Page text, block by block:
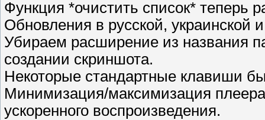
Функция *очистить список* теперь
Обновления в русской, украинской
Убираем расширение из названия
создании скриншота.
Некоторые стандартные клавиши
Минимизация/максимизация
ускоренного воспроизведения.